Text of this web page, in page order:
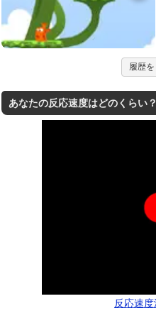
履歴を
あなたの反応速度はどのくらい？
反応速